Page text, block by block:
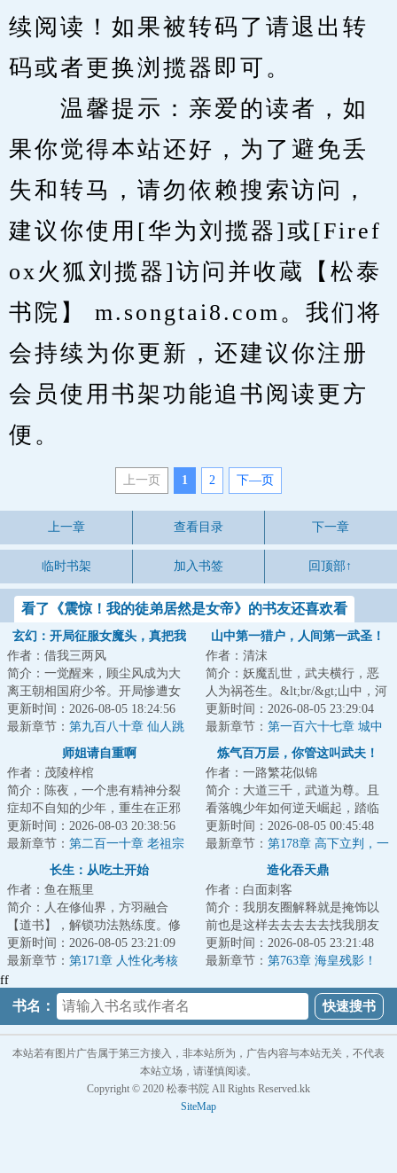
续阅读！如果被转码了请退出转
码或者更换浏揽器即可。
温馨提示：亲爱的读者，如
果你觉得本站还好，为了避免丢
失和转马，请勿依赖搜索访问，
建议你使用[华为刘揽器]或[Firef
ox火狐刘揽器]访问并收蔵【松泰
书院】 m.songtai8.com。我们将
会持续为你更新，还建议你注册
会员使用书架功能追书阅读更方
便。
上一页 1 2 下—页
上一章 查看目录 下一章
临时书架 加入书签 回顶部↑
看了《震惊！我的徒弟居然是女帝》的书友还喜欢看
玄幻：开局征服女魔头，真把我
当纨绔？
作者：借我三两风
简介：一觉醒来，顾尘风成为大
离王朝相国府少爷。开局惨遭女
魔头采补，却因祸得福，获逆天
奇宝，悟绝世功...
更新时间：2026-08-05 18:24:56
最新章节： 第九百八十章 仙人跳
山中第一猎户，人间第一武圣！
作者：清沫
简介：妖魔乱世，武夫横行，恶
人为祸苍生。&lt;br/&gt;山中，河
里，是那食人血肉的妖魔。
&lt;br/&gt;城内...
更新时间：2026-08-05 23:29:04
最新章节： 第一百六十七章 城中
暗网
师姐请自重啊
作者：茂陵梓棺
简介：陈夜，一个患有精神分裂
症却不自知的少年，重生在正邪
混沌的修仙世界，被当成“贡品”献
给魔门悬磁...
更新时间：2026-08-03 20:38:56
最新章节： 第二百一十章 老祖宗
的老本行
炼气百万层，你管这叫武夫！
作者：一路繁花似锦
简介：大道三千，武道为尊。且
看落魄少年如何逆天崛起，踏临
诸天之巅！&lt;br/&gt;别人炼气几
层就忙着突...
更新时间：2026-08-05 00:45:48
最新章节： 第178章 高下立判，一
切都结束了！
长生：从吃土开始
作者：鱼在瓶里
简介：人在修仙界，方羽融合
【道书】，解锁功法熟练度。修
仙第一天，谨小慎微，努力吃土
当牛马。修仙第二...
更新时间：2026-08-05 23:21:09
最新章节： 第171章 人性化考核
造化吞天鼎
作者：白面刺客
简介：我朋友圈解释就是掩饰以
前也是这样去去去去去找我朋友
圈...
更新时间：2026-08-05 23:21:48
最新章节： 第763章 海皇残影！
ff
书名：
本站若有图片广告属于第三方接入，非本站所为，广告内容与本站无关，不代表
本站立场，请谨慎阅读。
Copyright © 2020 松泰书院 All Rights Reserved.kk
SiteMap